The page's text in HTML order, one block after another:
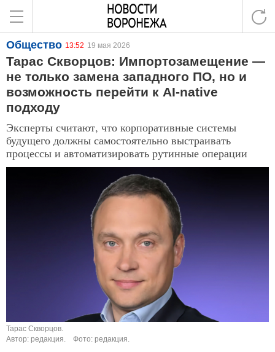
Общество 13:52 19 мая 2026
Тарас Скворцов: Импортозамещение —
не только замена западного ПО, но и
возможность перейти к AI-native
подходу
Эксперты считают, что корпоративные системы
будущего должны самостоятельно выстраивать
процессы и автоматизировать рутинные операции
Тарас Скворцов.
Автор: редакция.
Фото: редакция.